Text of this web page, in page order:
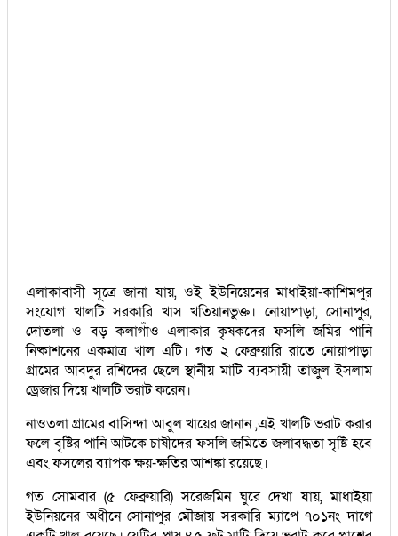
এলাকাবাসী সূত্রে জানা যায়, ওই ইউনিয়েনের মাধাইয়া-কাশিমপুর
সংযোগ খালটি সরকারি খাস খতিয়ানভুক্ত। নোয়াপাড়া, সোনাপুর,
দোতলা ও বড় কলাগাঁও এলাকার কৃষকদের ফসলি জমির পানি
নিষ্কাশনের একমাত্র খাল এটি। গত ২ ফেব্রুয়ারি রাতে নোয়াপাড়া
গ্রামের আবদুর রশিদের ছেলে স্থানীয় মাটি ব্যবসায়ী তাজুল ইসলাম
ড্রেজার দিয়ে খালটি ভরাট করেন।
নাওতলা গ্রামের বাসিন্দা আবুল খায়ের জানান ,এই খালটি ভরাট করার
ফলে বৃষ্টির পানি আটকে চাষীদের ফসলি জমিতে জলাবদ্ধতা সৃষ্টি হবে
এবং ফসলের ব্যাপক ক্ষয়-ক্ষতির আশঙ্কা রয়েছে।
গত সোমবার (৫ ফেব্রুয়ারি) সরেজমিন ঘুরে দেখা যায়, মাধাইয়া
ইউনিয়নের অধীনে সোনাপুর মৌজায় সরকারি ম্যাপে ৭০১নং দাগে